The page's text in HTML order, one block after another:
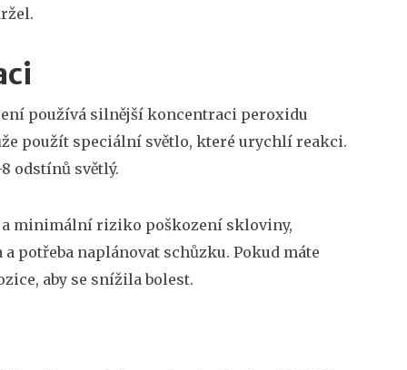
používá silnější koncentraci peroxidu
použít speciální světlo, které urychlí reakci.
odstínů světlý.
a minimální riziko poškození skloviny,
potřeba naplánovat schůzku. Pokud máte
aby se snížila bolest.